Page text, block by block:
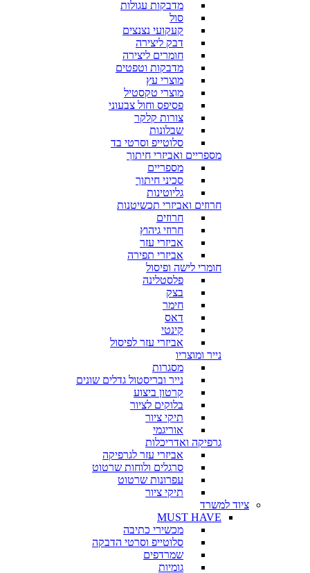
מדבקות עגולות
סול
קעקועי נצנצים
דבק ליצירה
חומרים ליצירה
מדבקות וטפטים
מוצרי עץ
מוצרי טקסטיל
פסיפס וחול צבעוני
צורות קלקר
שבלונות
סלוטייפ וסרטי בד
מספריים ואביזרי חיתוך
מספריים
סכיני חיתוך
גליוטינות
חרוזים ואביזרי תכשיטנות
חרוזים
חרוזי גיהוץ
אביזרי עזר
אביזרי תפירה
חומרי לישה ופיסול
פלסטלינה
בצק
חימר
דאס
קינטי
אביזרי עזר לפיסול
נייר ומוצריו
מסגרות
נייר ובריסטול גדלים שונים
קרטון ביצוע
בלוקים לציור
תיקי ציור
אוריגמי
גרפיקה ואדריכלות
אביזרי עזר לגרפיקה
סרגלים ולוחות שרטוט
עפרונות שרטוט
תיקי ציור
ציוד למשרד
MUST HAVE
מכשירי כתיבה
סלוטייפ וסרטי הדבקה
שמרדפים
גומיות